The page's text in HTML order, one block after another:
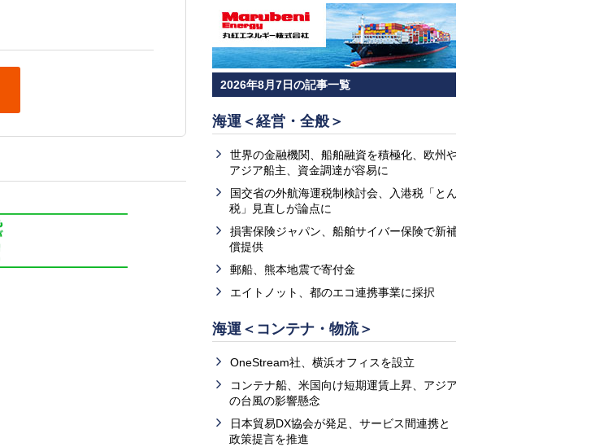
2026年8月7日の記事一覧
海運＜経営・全般＞
世界の金融機関、船舶融資を積極化、欧州や
アジア船主、資金調達が容易に
国交省の外航海運税制検討会、入港税「とん
税」見直しが論点に
損害保険ジャパン、船舶サイバー保険で新補
償提供
郵船、熊本地震で寄付金
エイトノット、都のエコ連携事業に採択
海運＜コンテナ・物流＞
OneStream社、横浜オフィスを設立
コンテナ船、米国向け短期運賃上昇、アジア
の台風の影響懸念
日本貿易DX協会が発足、サービス間連携と
政策提言を推進